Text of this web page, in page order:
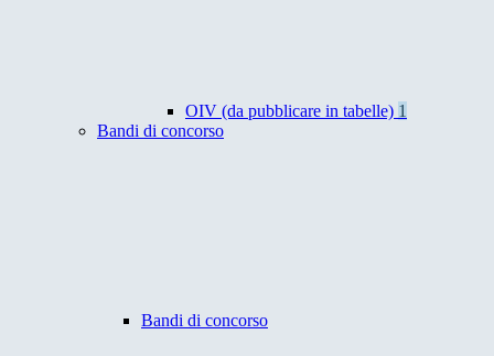
OIV (da pubblicare in tabelle) 1
Bandi di concorso
Bandi di concorso